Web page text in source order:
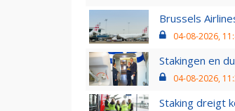
Brussels
04-08-2026,
Stakingen en
04-08-2026,
Staking dreigt